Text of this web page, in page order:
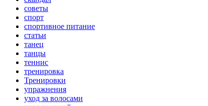
советы
спорт
спортивное питание
статьи
танец
танцы
теннис
тренировка
Тренировки
упражнения
уход за волосами